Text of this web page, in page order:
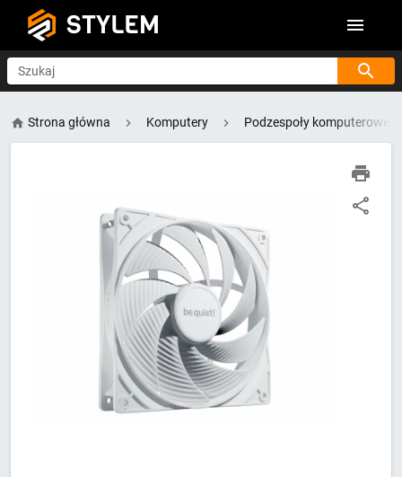
STYLEM
Szukaj
Strona główna Komputery Podzespoły komputerowe